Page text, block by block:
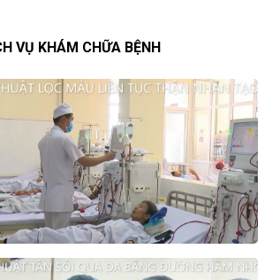
VỤ KHÁM CHỮA BỆNH